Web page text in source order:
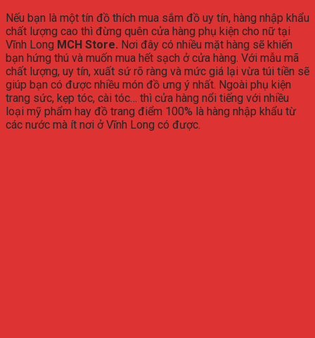
Nếu bạn là một tín đồ thích mua sắm đồ uy tín, hàng nhập khẩu
chất lượng cao thì đừng quên cửa hàng phụ kiện cho nữ tại
Vĩnh Long MCH Store. Nơi đây có nhiều mặt hàng sẽ khiến
bạn hứng thú và muốn mua hết sạch ở cửa hàng. Với mẫu mã
chất lượng, uy tín, xuất sứ rõ ràng và mức giá lại vừa túi tiền sẽ
giúp bạn có được nhiều món đồ ưng ý nhất. Ngoài phụ kiện
trang sức, kẹp tóc, cài tóc… thì cửa hàng nổi tiếng với nhiều
loại mỹ phẩm hay đồ trang điểm 100% là hàng nhập khẩu từ
các nước mà ít nơi ở Vĩnh Long có được.